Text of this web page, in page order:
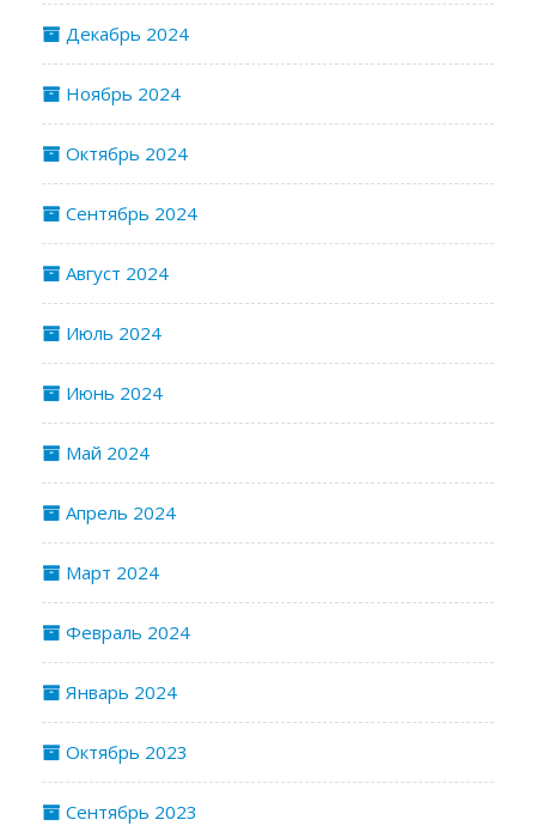
Декабрь 2024
Ноябрь 2024
Октябрь 2024
Сентябрь 2024
Август 2024
Июль 2024
Июнь 2024
Май 2024
Апрель 2024
Март 2024
Февраль 2024
Январь 2024
Октябрь 2023
Сентябрь 2023